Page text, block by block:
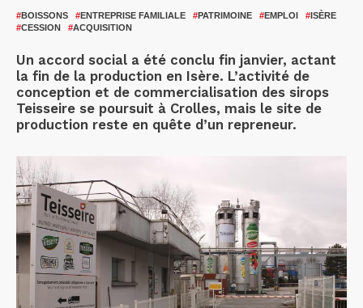
#BOISSONS #ENTREPRISE FAMILIALE #PATRIMOINE #EMPLOI #ISÈRE
#CESSION #ACQUISITION
Un accord social a été conclu fin janvier, actant
la fin de la production en Isère. L’activité de
conception et de commercialisation des sirops
Teisseire se poursuit à Crolles, mais le site de
production reste en quête d’un repreneur.